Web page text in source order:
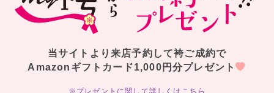
当サイトより来店予約して袴ご成約で
Amazonギフトカード1,000円分プレゼント
※プレゼントに関して詳しくはこちら